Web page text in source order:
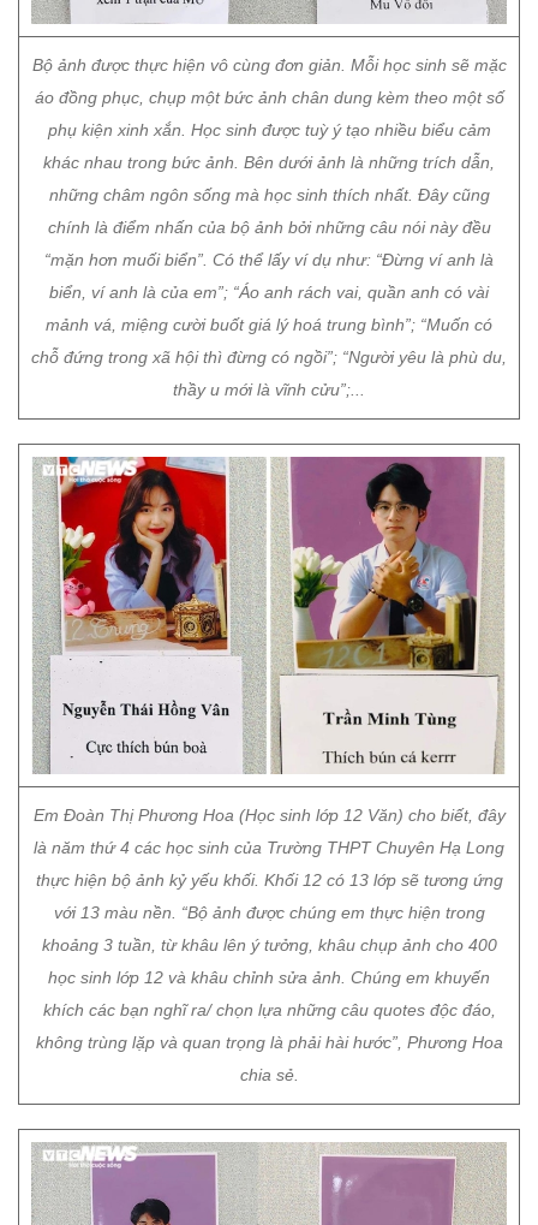
Bộ ảnh được thực hiện vô cùng đơn giản. Mỗi học sinh sẽ mặc
áo đồng phục, chụp một bức ảnh chân dung kèm theo một số
phụ kiện xinh xắn. Học sinh được tuỳ ý tạo nhiều biểu cảm
khác nhau trong bức ảnh. Bên dưới ảnh là những trích dẫn,
những châm ngôn sống mà học sinh thích nhất. Đây cũng
chính là điểm nhấn của bộ ảnh bởi những câu nói này đều
“mặn hơn muối biển”. Có thể lấy ví dụ như: “Đừng ví anh là
biển, ví anh là của em”; “Áo anh rách vai, quần anh có vài
mảnh vá, miệng cười buốt giá lý hoá trung bình”; “Muốn có
chỗ đứng trong xã hội thì đừng có ngồi”; “Người yêu là phù du,
thầy u mới là vĩnh cửu”;...
Em Đoàn Thị Phương Hoa (Học sinh lớp 12 Văn) cho biết, đây
là năm thứ 4 các học sinh của Trường THPT Chuyên Hạ Long
thực hiện bộ ảnh kỷ yếu khối. Khối 12 có 13 lớp sẽ tương ứng
với 13 màu nền. “Bộ ảnh được chúng em thực hiện trong
khoảng 3 tuần, từ khâu lên ý tưởng, khâu chụp ảnh cho 400
học sinh lớp 12 và khâu chỉnh sửa ảnh. Chúng em khuyến
khích các bạn nghĩ ra/ chọn lựa những câu quotes độc đáo,
không trùng lặp và quan trọng là phải hài hước”, Phương Hoa
chia sẻ.